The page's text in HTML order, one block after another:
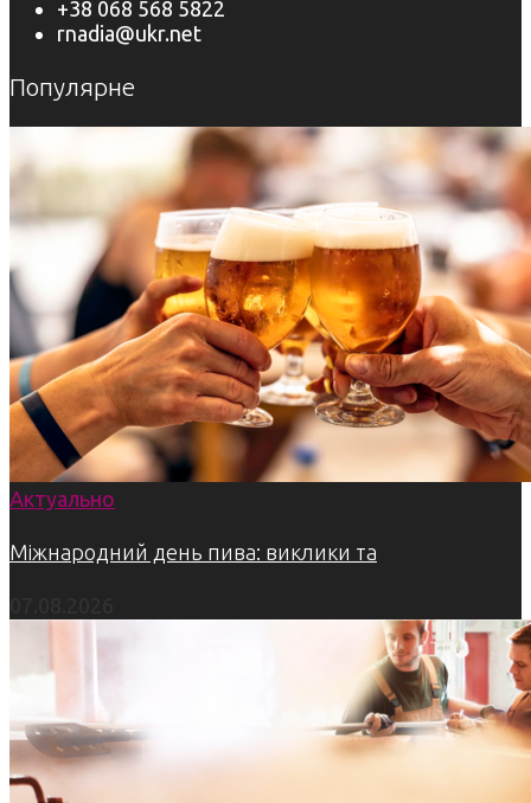
+38 068 568 5822
rnadia@ukr.net
Популярне
Актуально
Міжнародний день пива: виклики та